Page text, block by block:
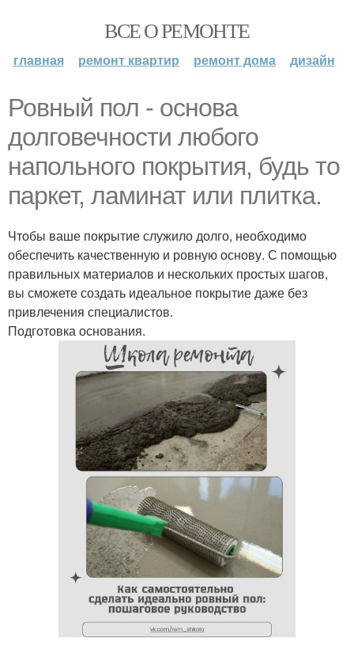
ВСЕ О РЕМОНТЕ
главная ремонт квартир ремонт дома дизайн
Ровный пол - основа
долговечности любого
напольного покрытия, будь то
паркет, ламинат или плитка.
Чтобы ваше покрытие служило долго, необходимо
обеспечить качественную и ровную основу. С помощью
правильных материалов и нескольких простых шагов,
вы сможете создать идеальное покрытие даже без
привлечения специалистов.
Подготовка основания.